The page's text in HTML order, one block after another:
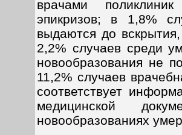
врачами
эпикризов; в 1,8%
выдаются до
2,2% случаев среди
новообразования не
11,2% случаев
соответствует
медицинской
новообразованиях